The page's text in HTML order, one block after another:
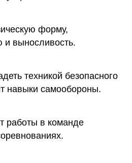
форму,
и выносливость.
техникой безопасного
навыки самообороны.
работы в команде